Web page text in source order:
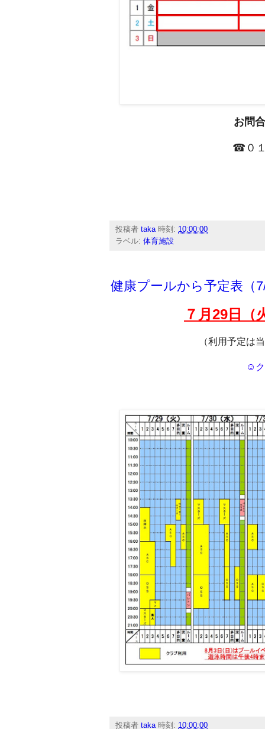
お問
☎０１
投稿者 taka 時刻: 10:00:00
ラベル: 体育施設
健康プールから予定表（
７月29 日（
（利用予定は
☺
投稿者 taka 時刻: 10:00:00